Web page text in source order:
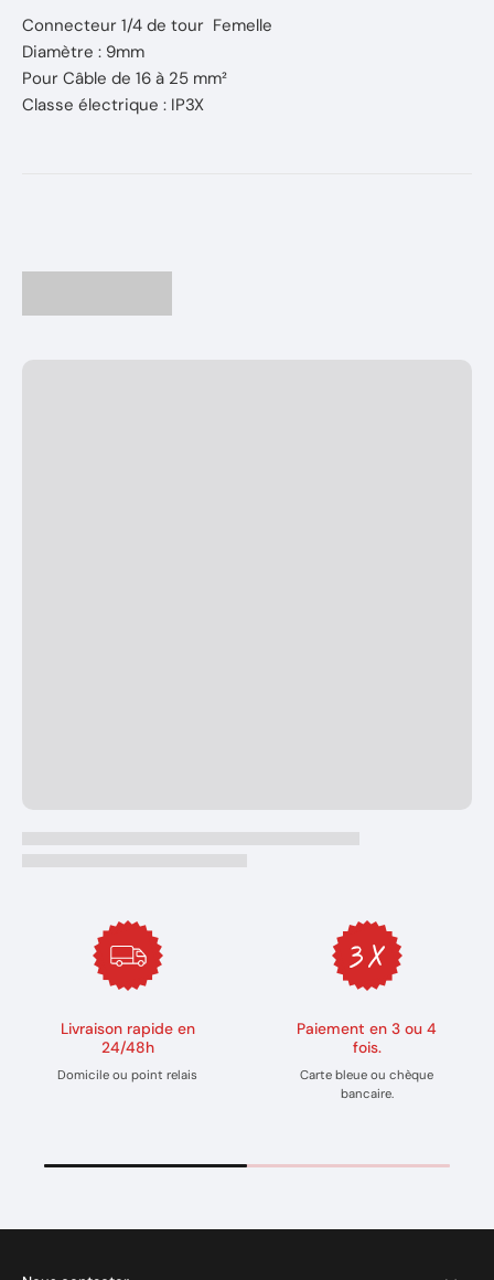
Connecteur 1/4 de tour Femelle
Diamètre : 9mm
Pour Câble de 16 à 25 mm²
Classe électrique : IP3X
Livraison rapide en
24/48h
Domicile ou point relais
Paiement en 3 ou 4
fois.
Carte bleue ou chèque
bancaire.